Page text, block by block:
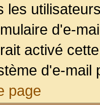
les
d'e-
activé
d'e-
page